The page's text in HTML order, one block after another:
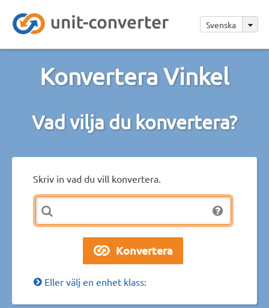
Svenska
Konvertera Vinkel
Vad vilja du konvertera?
Skriv in vad du vill konvertera.
Eller välj en enhet klass: